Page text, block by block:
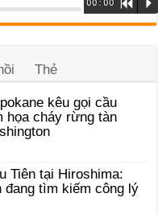
00:00 R P
Thẻ
kêu gọi cầu
họa cháy rừng tàn
Tiên tại Hiroshima:
tìm kiếm công lý